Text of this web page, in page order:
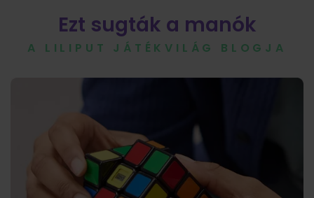
Ezt sugták a manók
A LILIPUT JÁTÉKVILÁG BLOGJA